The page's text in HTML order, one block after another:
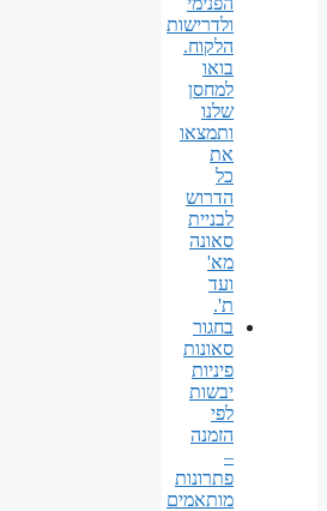
ולדרישות
הלקוח.
בואו
למחסן
שלנו
ותמצאו
את
כל
הדרוש
לבניית
סאונה
מא'
ועד
ת'.
בחגור
סאונות
פיניות
יבשות
לפי
הזמנה
–
פתרונות
מותאמים